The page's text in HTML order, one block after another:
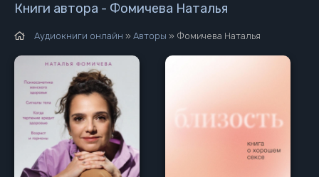
Книги автора - Фомичева Наталья
Аудиокниги онлайн » Авторы » Фомичева Наталья